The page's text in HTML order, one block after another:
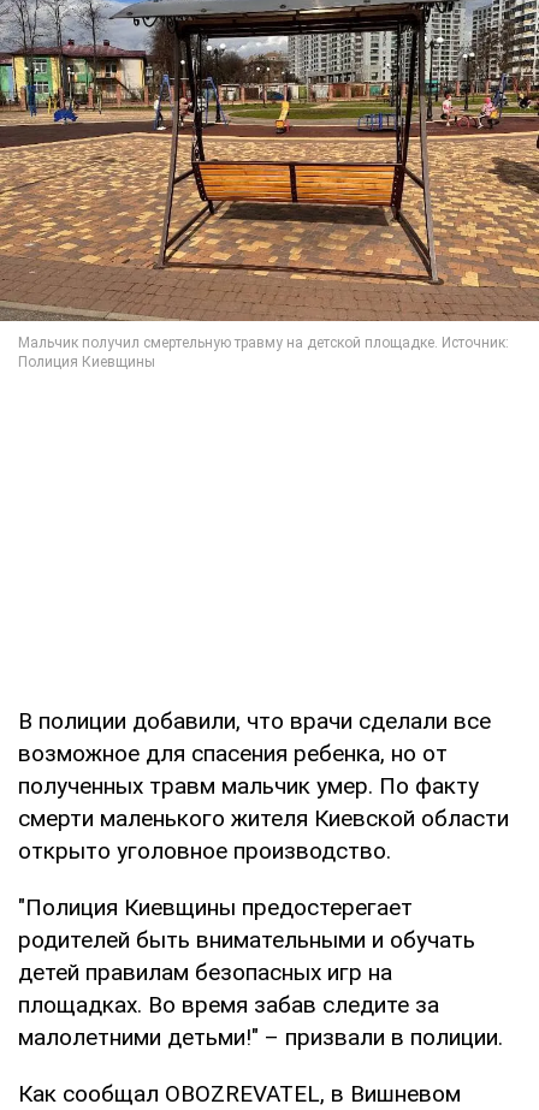
В полиции добавили, что врачи сделали все
возможное для спасения ребенка, но от
полученных травм мальчик умер. По факту
смерти маленького жителя Киевской области
открыто уголовное производство.
"Полиция Киевщины предостерегает
родителей быть внимательными и обучать
детей правилам безопасных игр на
площадках. Во время забав следите за
малолетними детьми!" – призвали в полиции.
Как сообщал OBOZREVATEL, в Вишневом